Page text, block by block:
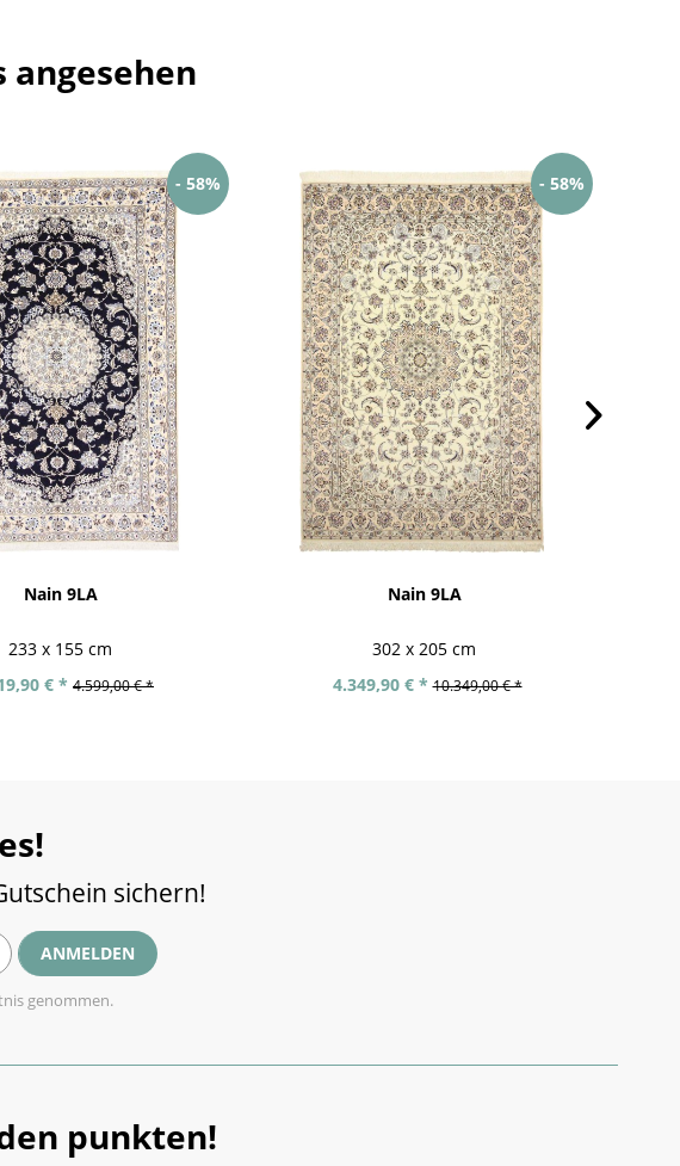
angesehen
- 58%
Nain 9LA
233 x 155 cm
€ * 4.599,00 € *
- 58%
Nain 9LA
302 x 205 cm
4.349,90 € * 10.349,00 € *
sichern!
ANMELDEN
genommen.
punkten!